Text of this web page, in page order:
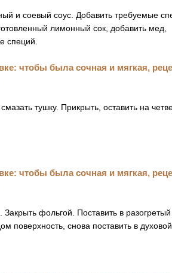
и соевый соус. Добавить требуемые
лимонный сок, добавить мед,
специй.
тушку. Прикрыть, оставить на
фольгой. Поставить в
поверхность, снова поставить в